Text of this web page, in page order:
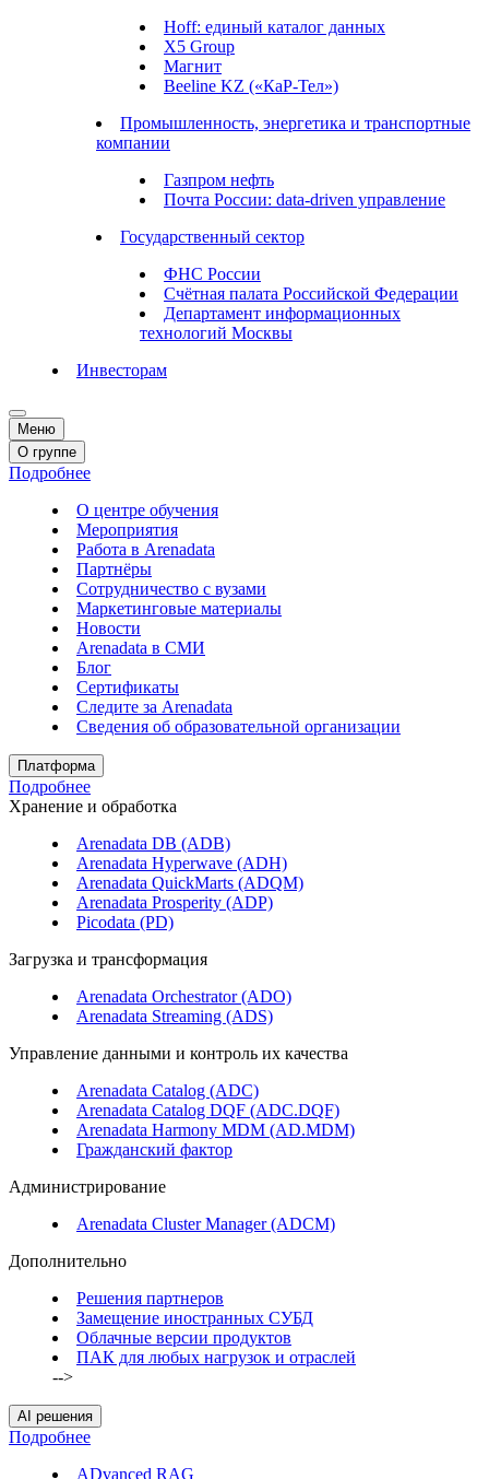
Hoff: единый каталог данных
X5 Group
Магнит
Beeline KZ («КаР-Тел»)
Промышленность, энергетика и транспортные
компании
Газпром нефть
Почта России: data-driven управление
Государственный сектор
ФНС России
Счётная палата Российской Федерации
Департамент информационных
технологий Москвы
Инвесторам
Меню
О группе
Подробнее
О центре обучения
Мероприятия
Работа в Arenadata
Партнёры
Сотрудничество с вузами
Маркетинговые материалы
Новости
Arenadata в СМИ
Блог
Сертификаты
Следите за Аrenadata
Сведения об образовательной организации
Платформа
Подробнее
Хранение и обработка
Arenadata DB (ADB)
Arenadata Hyperwave (ADH)
Arenadata QuickMarts (ADQM)
Arenadata Prosperity (ADP)
Picodata (PD)
Загрузка и трансформация
Arenadata Orchestrator (ADO)
Arenadata Streaming (ADS)
Управление данными и контроль их качества
Arenadata Catalog (ADC)
Arenadata Catalog DQF (ADС.DQF)
Arenadata Harmony MDM (AD.MDM)
Гражданский фактор
Администрирование
Arenadata Cluster Manager (ADCM)
Дополнительно
Решения партнеров
Замещение иностранных СУБД
Облачные версии продуктов
ПАК для любых нагрузок и отраслей
-->
AI решения
Подробнее
ADvanced RAG